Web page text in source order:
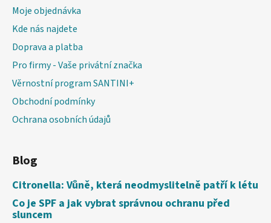
Moje objednávka
Kde nás najdete
Doprava a platba
Pro firmy - Vaše privátní značka
Věrnostní program SANTINI+
Obchodní podmínky
Ochrana osobních údajů
Blog
Citronella: Vůně, která neodmyslitelně patří k létu
Co je SPF a jak vybrat správnou ochranu před
sluncem